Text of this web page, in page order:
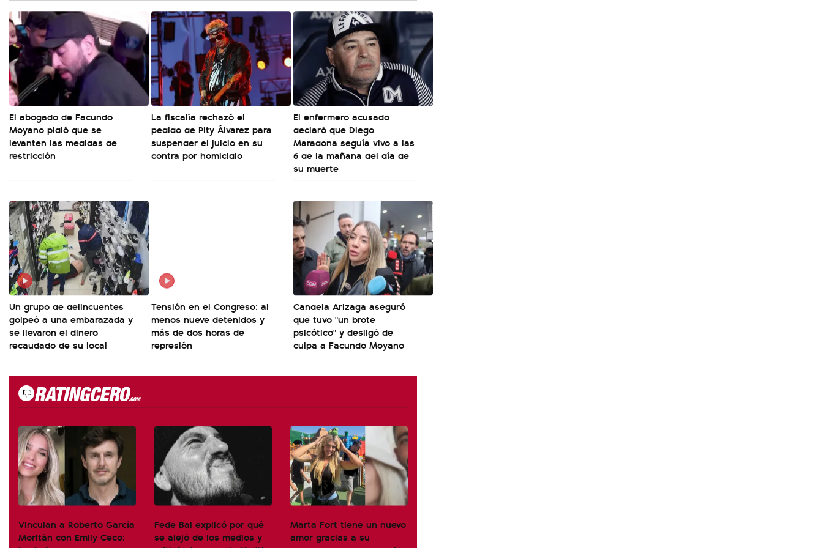
El abogado de Facundo
Moyano pidió que se
levanten las medidas de
restricción
La fiscalía rechazó el
pedido de Pity Álvarez para
suspender el juicio en su
contra por homicidio
El enfermero acusado
declaró que Diego
Maradona seguía vivo a las
6 de la mañana del día de
su muerte
Un grupo de delincuentes
golpeó a una embarazada y
se llevaron el dinero
recaudado de su local
Tensión en el Congreso: al
menos nueve detenidos y
más de dos horas de
represión
Candela Arizaga aseguró
que tuvo "un brote
psicótico" y desligó de
culpa a Facundo Moyano
Vinculan a Roberto García
Moritán con Emily Ceco:
Fede Bal explicó por qué
se alejó de los medios y
Marta Fort tiene un nuevo
amor gracias a su